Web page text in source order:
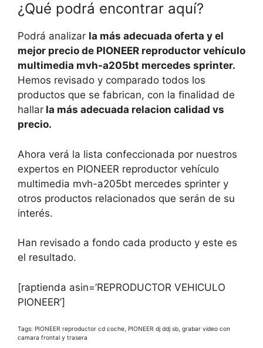
¿Qué podrá encontrar aquí?
Podrá analizar la más adecuada oferta y el
mejor precio de PIONEER reproductor vehículo
multimedia mvh-a205bt mercedes sprinter.
Hemos revisado y comparado todos los
productos que se fabrican, con la finalidad de
hallar la más adecuada relacion calidad vs
precio.
Ahora verá la lista confeccionada por nuestros
expertos en PIONEER reproductor vehículo
multimedia mvh-a205bt mercedes sprinter y
otros productos relacionados que serán de su
interés.
Han revisado a fondo cada producto y este es
el resultado.
[raptienda asin=’REPRODUCTOR VEHICULO
PIONEER’]
Tags: PIONEER reproductor cd coche, PIONEER dj ddj sb, grabar video con
camara frontal y trasera